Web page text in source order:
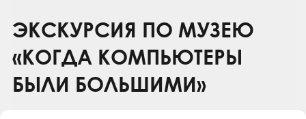
Коллегам
Контакты
ЭКСКУРСИЯ ПО МУЗЕЮ
«КОГДА КОМПЬЮТЕРЫ
БЫЛИ БОЛЬШИМИ»